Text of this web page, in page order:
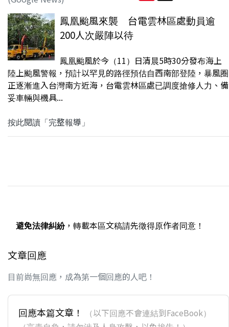
鳳凰颱風來襲 台電雲林區處動員逾
200人次嚴陣以待
鳳凰颱風於今（11）日清晨5時30分發布海上
陸上颱風警報，預計以罕見的路徑預估自西南部登陸，暴風圈
正逐漸進入台灣南方近海，台電雲林區處已調度搶修人力、備
妥車輛與機具...
按此閱讀「完整報導」
避免法律糾紛，轉載本區文稿請先徵得原作者同意！
文章回應
目前尚無回應，成為第一個回應的人吧！
回應本篇文章！
（以下回應不會連結到FaceBook）